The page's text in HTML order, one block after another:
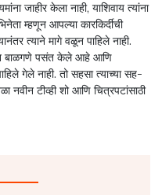
जाहीर केला नाही, याशिवाय त्यांना
म्हणून आपल्या कारकिर्दीची
त्याने मागे वळून पाहिले नाही.
मौन बाळगणे पसंत केले आहे आणि
गेले नाही. तो सहसा त्याच्या सह-
टीव्ही शो आणि चित्रपटांसाठी